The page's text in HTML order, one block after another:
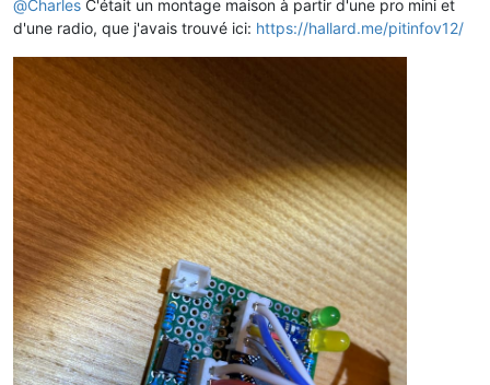
@Charles C'était un montage maison à partir d'une pro mini et
d'une radio, que j'avais trouvé ici: https://hallard.me/pitinfov12/